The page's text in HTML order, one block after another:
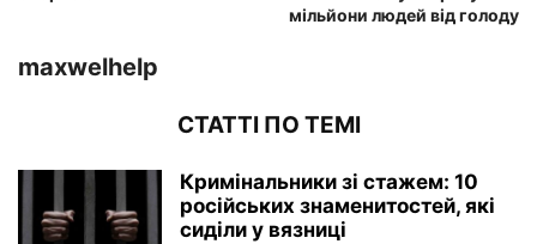
мільйони людей від голоду
maxwelhelp
СТАТТІ ПО ТЕМІ
Кримінальники зі стажем: 10
російських знаменитостей, які
сиділи у вязниці